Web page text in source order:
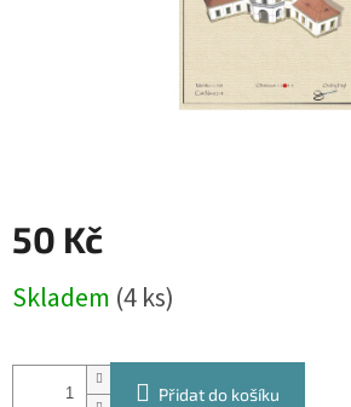
50 Kč
cena:
Skladem (4 ks)
Přidat do košíku